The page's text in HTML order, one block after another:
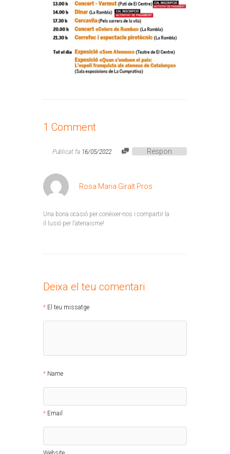
1 Comment
Publicat fa 16/05/2022 Respon
Rosa Maria Giralt Pros
Una bona ocasió per conèixer-nos i compartir la
il·lusió per l’atenaisme!
Deixa el teu comentari
El teu missatge
Name
Email